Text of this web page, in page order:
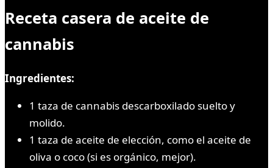
Receta casera de aceite de
cannabis
Ingredientes:
1 taza de cannabis descarboxilado suelto y
molido.
1 taza de aceite de elección, como el aceite de
oliva o coco (si es orgánico, mejor).